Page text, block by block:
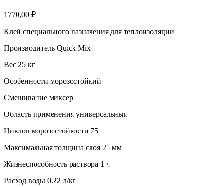
1770,00 ₽
Клей специального назначения для теплоизоляции
Производитель Quick Mix
Вес 25 кг
Особенности морозостойкий
Смешивание миксер
Область применения универсальный
Циклов морозостойкости 75
Максимальная толщина слоя 25 мм
Жизнеспособность раствора 1 ч
Расход воды 0.22 л/кг